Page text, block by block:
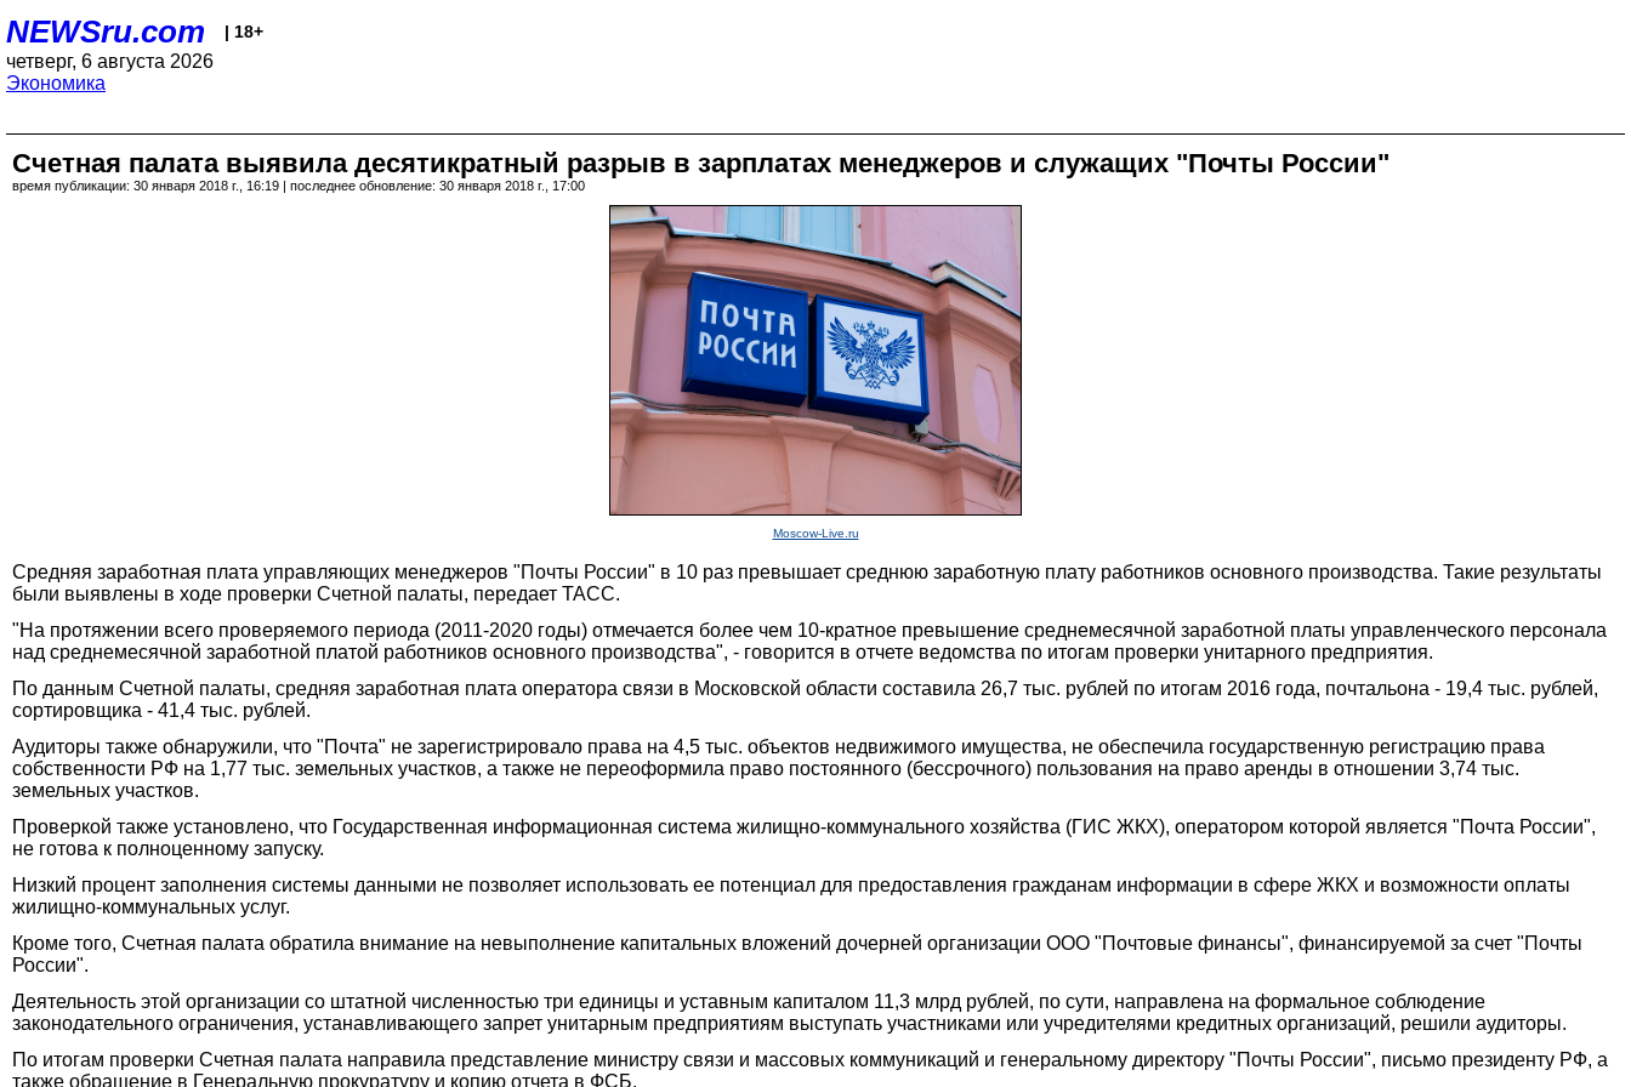
NEWSru.com | 18+
четверг, 6 августа 2026
Экономика
Счетная палата выявила десятикратный разрыв в зарплатах менеджеров и служащих "Почты России"
время публикации: 30 января 2018 г., 16:19 | последнее обновление: 30 января 2018 г., 17:00
Moscow-Live.ru
Средняя заработная плата управляющих менеджеров "Почты России" в 10 раз превышает среднюю заработную плату работников основного производства. Такие результаты
были выявлены в ходе проверки Счетной палаты, передает ТАСС.
"На протяжении всего проверяемого периода (2011-2020 годы) отмечается более чем 10-кратное превышение среднемесячной заработной платы управленческого персонала
над среднемесячной заработной платой работников основного производства", - говорится в отчете ведомства по итогам проверки унитарного предприятия.
По данным Счетной палаты, средняя заработная плата оператора связи в Московской области составила 26,7 тыс. рублей по итогам 2016 года, почтальона - 19,4 тыс. рублей,
сортировщика - 41,4 тыс. рублей.
Аудиторы также обнаружили, что "Почта" не зарегистрировало права на 4,5 тыс. объектов недвижимого имущества, не обеспечила государственную регистрацию права
собственности РФ на 1,77 тыс. земельных участков, а также не переоформила право постоянного (бессрочного) пользования на право аренды в отношении 3,74 тыс.
земельных участков.
Проверкой также установлено, что Государственная информационная система жилищно-коммунального хозяйства (ГИС ЖКХ), оператором которой является "Почта России",
не готова к полноценному запуску.
Низкий процент заполнения системы данными не позволяет использовать ее потенциал для предоставления гражданам информации в сфере ЖКХ и возможности оплаты
жилищно-коммунальных услуг.
Кроме того, Счетная палата обратила внимание на невыполнение капитальных вложений дочерней организации ООО "Почтовые финансы", финансируемой за счет "Почты
России".
Деятельность этой организации со штатной численностью три единицы и уставным капиталом 11,3 млрд рублей, по сути, направлена на формальное соблюдение
законодательного ограничения, устанавливающего запрет унитарным предприятиям выступать участниками или учредителями кредитных организаций, решили аудиторы.
По итогам проверки Счетная палата направила представление министру связи и массовых коммуникаций и генеральному директору "Почты России", письмо президенту РФ, а
также обращение в Генеральную прокуратуру и копию отчета в ФСБ.